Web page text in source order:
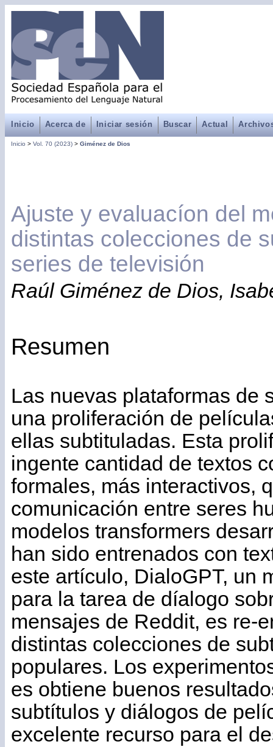
Inicio Acerca de Iniciar sesión Buscar Actual
Inicio > Vol. 70 (2023) > Giménez de Dios
Ajuste y evaluacíon del
distintas colecciones de
series de televisión
Raúl Giménez de Dios,
Resumen
Las nuevas plataformas de
una proliferación de
ellas subtituladas. Esta
ingente cantidad de textos
formales, más interactivos,
comunicación entre seres
modelos transformers
han sido entrenados con
este artículo, DialoGPT, un
para la tarea de díalogo
mensajes de Reddit, es re-
distintas colecciones de
populares. Los
es obtiene buenos
subtítulos y diálogos de
excelente recurso para el